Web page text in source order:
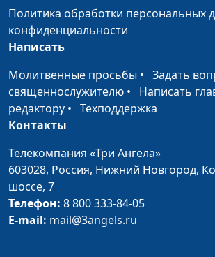
Зачем я верю, во что я
верю? (первая часть)
Гармония в семье
Андрей
Воспитание и
образование Иосифа
Голос совести всегда
Политика обработки персональных
конфиденциальности
Написать
Молитвенные просьбы • Задать
священнослужителю • Написать
редактору • Техподдержка
Контакты
Телекомпания «Три Ангела»
603028, Россия, Нижний Новгород,
шоссе, 7
Телефон: 8 800 333-84-05
E-mail: mail@3angels.ru